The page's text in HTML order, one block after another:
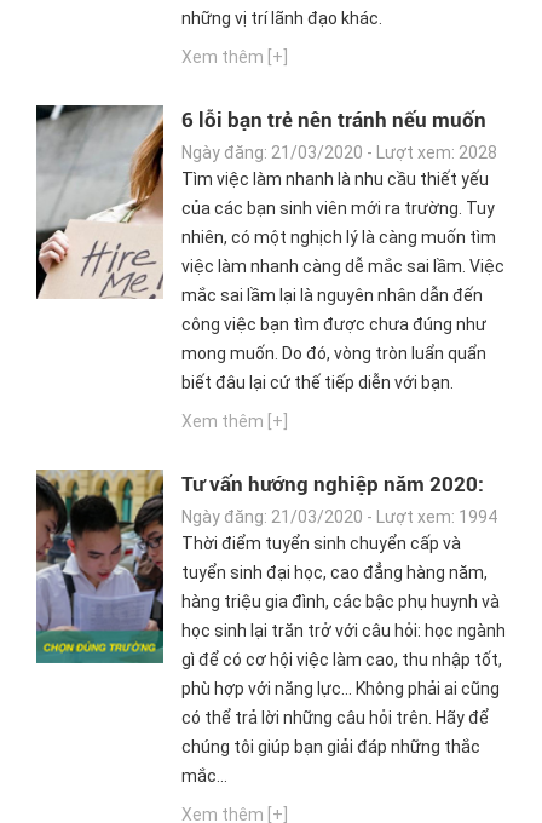
những vị trí lãnh đạo khác.
Xem thêm [+]
6 lỗi bạn trẻ nên tránh nếu muốn
tìm việc làm nhanh
Ngày đăng: 21/03/2020 - Lượt xem: 2028
Tìm việc làm nhanh là nhu cầu thiết yếu
của các bạn sinh viên mới ra trường. Tuy
nhiên, có một nghịch lý là càng muốn tìm
việc làm nhanh càng dễ mắc sai lầm. Việc
mắc sai lầm lại là nguyên nhân dẫn đến
công việc bạn tìm được chưa đúng như
mong muốn. Do đó, vòng tròn luẩn quẩn
biết đâu lại cứ thế tiếp diễn với bạn.
Xem thêm [+]
Tư vấn hướng nghiệp năm 2020:
Các bước định hướng nghề nghiệp
- Hoạch định tương lai
Ngày đăng: 21/03/2020 - Lượt xem: 1994
Thời điểm tuyển sinh chuyển cấp và
tuyển sinh đại học, cao đẳng hàng năm,
hàng triệu gia đình, các bậc phụ huynh và
học sinh lại trăn trở với câu hỏi: học ngành
gì để có cơ hội việc làm cao, thu nhập tốt,
phù hợp với năng lực... Không phải ai cũng
có thể trả lời những câu hỏi trên. Hãy để
chúng tôi giúp bạn giải đáp những thắc
mắc...
Xem thêm [+]